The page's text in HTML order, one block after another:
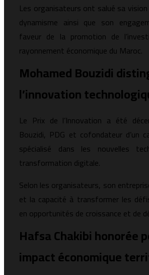
Les organisateurs ont salué sa
dynamisme ainsi que son
faveur de la promotion de
rayonnement économique du Maroc.
Mohamed Bouzidi
l’innovation
Le Prix de l’Innovation a été
Bouzidi, PDG et cofondateur d’un
spécialisé dans les nouvelles
transformation digitale.
Selon les organisateurs, son
et la capacité à transformer les
en opportunités de croissance et de
Hafsa Chakibi honorée
impact économique